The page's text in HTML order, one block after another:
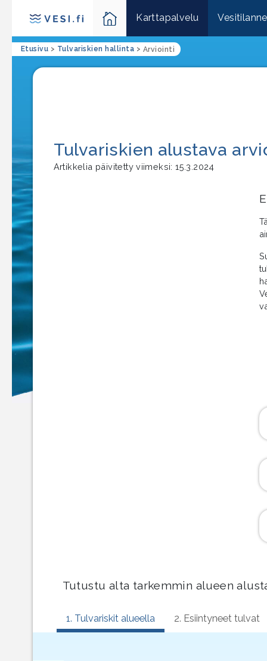
Karttapalvelu Vesitilanne
Etusivu > Tulvariskien hallinta > Arviointi
Tulvariskien alustava
Artikkelia päivitetty viimeksi: 15.3.2024
Tutustu alta tarkemmin alueen
1. Tulvariskit alueella 2. Esiintyneet tulvat